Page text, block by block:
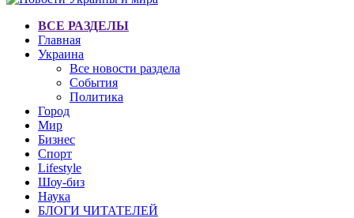
ВСЕ РАЗДЕЛЫ
Главная
Украина
Все новости раздела
События
Политика
Город
Мир
Бизнес
Спорт
Lifestyle
Шоу-биз
Наука
БЛОГИ ЧИТАТЕЛЕЙ